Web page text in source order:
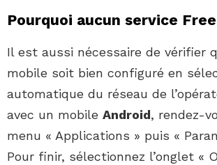
Pourquoi aucun service
Il est aussi nécessaire de vérifier
mobile soit bien configuré en
automatique du réseau de
avec un mobile Android, rendez-
menu « Applications » puis «
Pour finir, sélectionnez l’onglet «